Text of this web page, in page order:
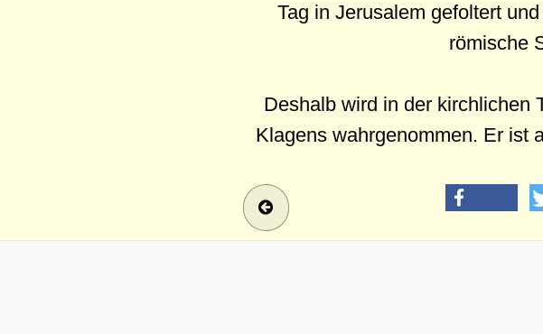
Tag in Jerusalem gefoltert
römische
Deshalb wird in der kirchlichen
Klagens wahrgenommen. Er ist